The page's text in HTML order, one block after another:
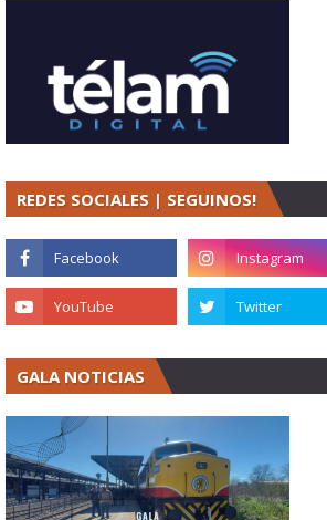
REDES SOCIALES | SEGUINOS!
GALA NOTICIAS